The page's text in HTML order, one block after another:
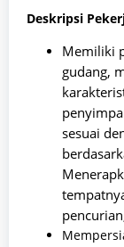
Deskripsi
Memiliki
gudang,
sesuai